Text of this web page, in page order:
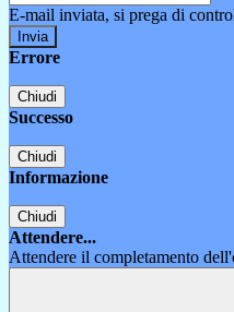
E-mail inviata, si prega di
Errore
Chiudi
Successo
Chiudi
Informazione
Chiudi
Attendere...
Attendere il completamento